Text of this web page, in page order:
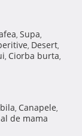
, Supa,
, Desert,
, Ciorba burta,
, Canapele,
de mama